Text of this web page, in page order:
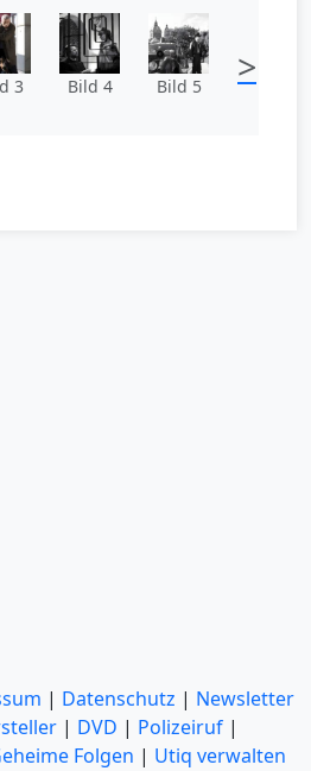
3 Bild 4 Bild 5 >
| Datenschutz | Newsletter
| DVD | Polizeiruf |
Folgen | Utiq verwalten